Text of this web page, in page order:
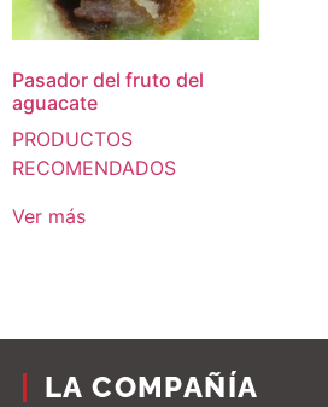
Pasador del fruto del
aguacate
PRODUCTOS
RECOMENDADOS
Ver más
LA COMPAÑÍA